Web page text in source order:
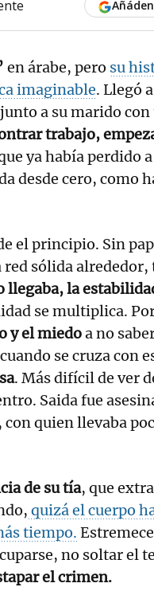
en árabe, pero su
imaginable. Llegó
a su marido con
trabajo,
ya había perdido
desde cero, como
el principio. Sin
sólida alrededor,
llegaba, la
se multiplica.
y el miedoa no
se cruza con
. Más difícil de ver
Saida fue
quien llevaba
de su tía, que
quizá el cuerpo
tiempo.
no soltar el
el crimen.